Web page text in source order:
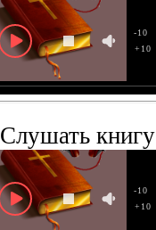
+10
-10
Слушать
+10
-10